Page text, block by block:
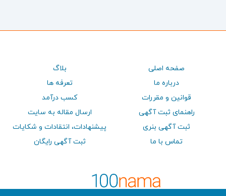
صفحه اصلی
بلاگ
درباره ما
تعرفه ها
قوانین و مقررات
کسب درآمد
راهنمای ثبت آگهی
ارسال مقاله به سایت
ثبت آگهی بنری
پيشنهادات، انتقادات و شكايات
تماس با ما
ثبت آگهی رایگان